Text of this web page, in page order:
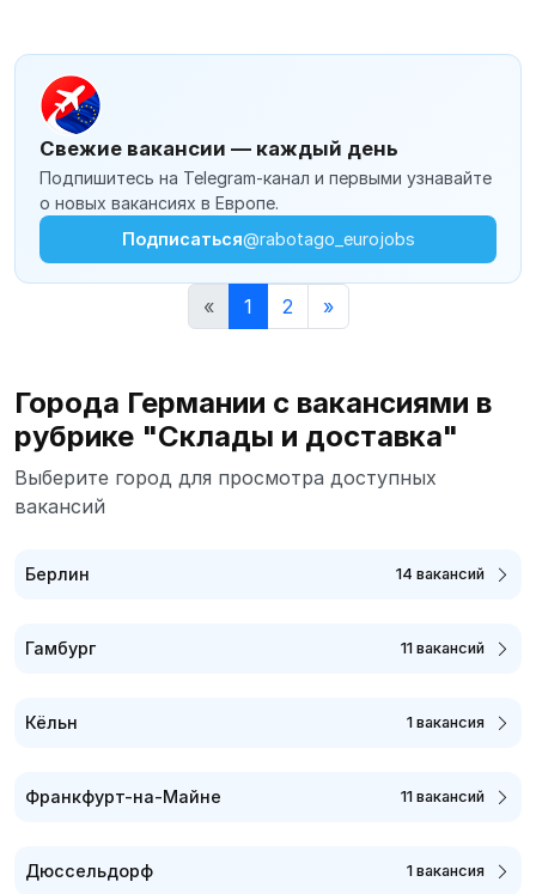
Свежие вакансии — каждый день
Подпишитесь на Telegram-канал и первыми узнавайте
о новых вакансиях в Европе.
Подписаться@rabotago_eurojobs
« 1 2 »
Города Германии с вакансиями в
рубрике "Склады и доставка"
Выберите город для просмотра доступных
вакансий
Берлин 14 вакансий
Гамбург 11 вакансий
Кёльн 1 вакансия
Франкфурт-на-Майне 11 вакансий
Дюссельдорф 1 вакансия